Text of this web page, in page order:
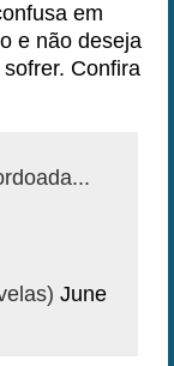
em
e não deseja
Confira
June